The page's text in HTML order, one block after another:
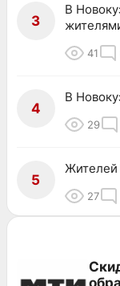
3
В
41
4
В
29
5
Жителей
27